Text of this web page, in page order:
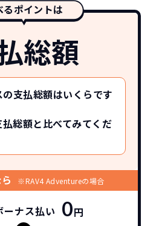
るポイントは
総額
支払総額はいくらです
総額と比べてみてくだ
※RAV4 Adventureの場合
ーナス払い 0円